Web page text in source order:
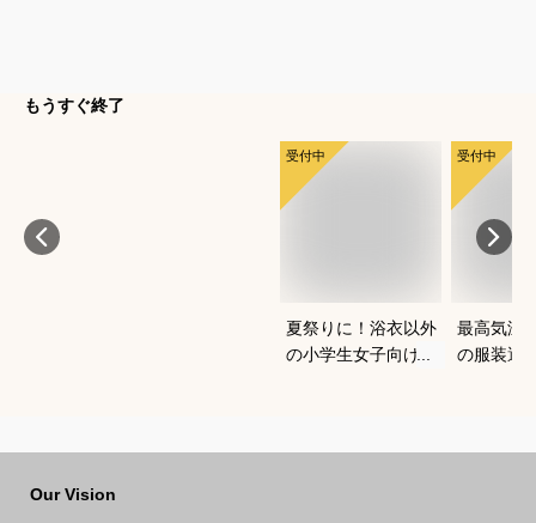
もうすぐ終了
受付中
夏祭りに！浴衣以外
の小学生女子向け服
受付中
最高気温
の服装選
Our Vision